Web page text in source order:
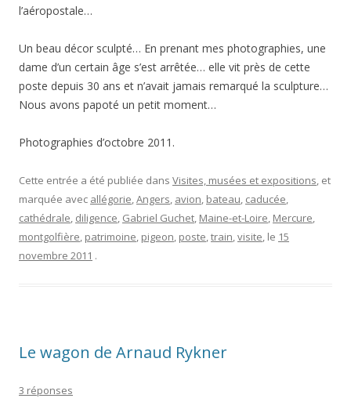
l’aéropostale…
Un beau décor sculpté… En prenant mes photographies, une
dame d’un certain âge s’est arrêtée… elle vit près de cette
poste depuis 30 ans et n’avait jamais remarqué la sculpture…
Nous avons papoté un petit moment…
Photographies d’octobre 2011.
Cette entrée a été publiée dans Visites, musées et expositions, et
marquée avec allégorie,Angers, avion, bateau, caducée,
cathédrale, diligence, Gabriel Guchet, Maine-et-Loire, Mercure,
montgolfière, patrimoine, pigeon, poste,train,visite, le 15
novembre 2011 .
Le wagon de Arnaud Rykner
3 réponses